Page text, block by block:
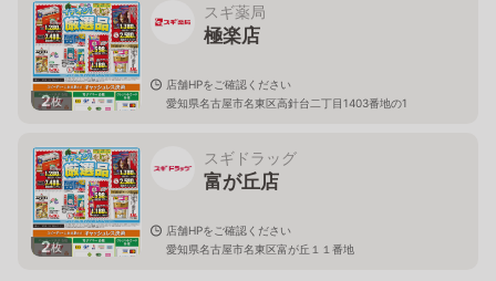
2枚
スギ薬局
極楽店
店舗HPをご確認ください
愛知県名古屋市名東区高針台二丁目1403番地の1
2枚
スギドラッグ
富が丘店
店舗HPをご確認ください
愛知県名古屋市名東区富が丘１１番地